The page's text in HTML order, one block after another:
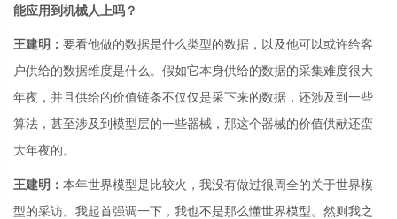
能应用到机械人上吗？
王建明： 要看他做的数据是什么类型的数据，以及他可以或许给客
户供给的数据维度是什么。假如它本身供给的数据的采集难度很大
年夜，并且供给的价值链条不仅仅是采下来的数据，还涉及到一些
算法，甚至涉及到模型层的一些器械，那这个器械的价值供献还蛮
大年夜的。
王建明： 本年世界模型是比较火，我没有做过很周全的关于世界模
型的采访。我起首强调一下，我也不是那么懂世界模型。然则我之